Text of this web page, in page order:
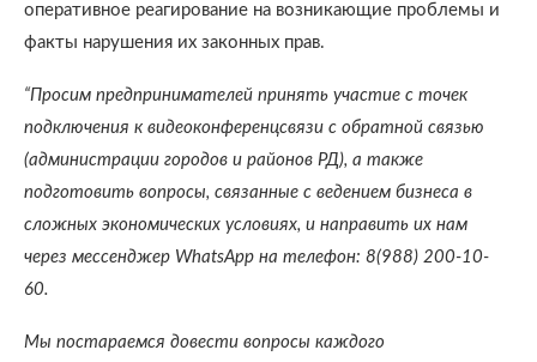
оперативное реагирование на возникающие проблемы и
факты нарушения их законных прав.
“Просим предпринимателей принять участие с точек
подключения к видеоконференцсвязи с обратной связью
(администрации городов и районов РД), а также
подготовить вопросы, связанные с ведением бизнеса в
сложных экономических условиях, и направить их нам
через мессенджер WhatsApp на телефон: 8(988) 200-10-
60.⠀
Мы постараемся довести вопросы каждого